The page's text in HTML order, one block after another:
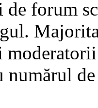
de forum
de